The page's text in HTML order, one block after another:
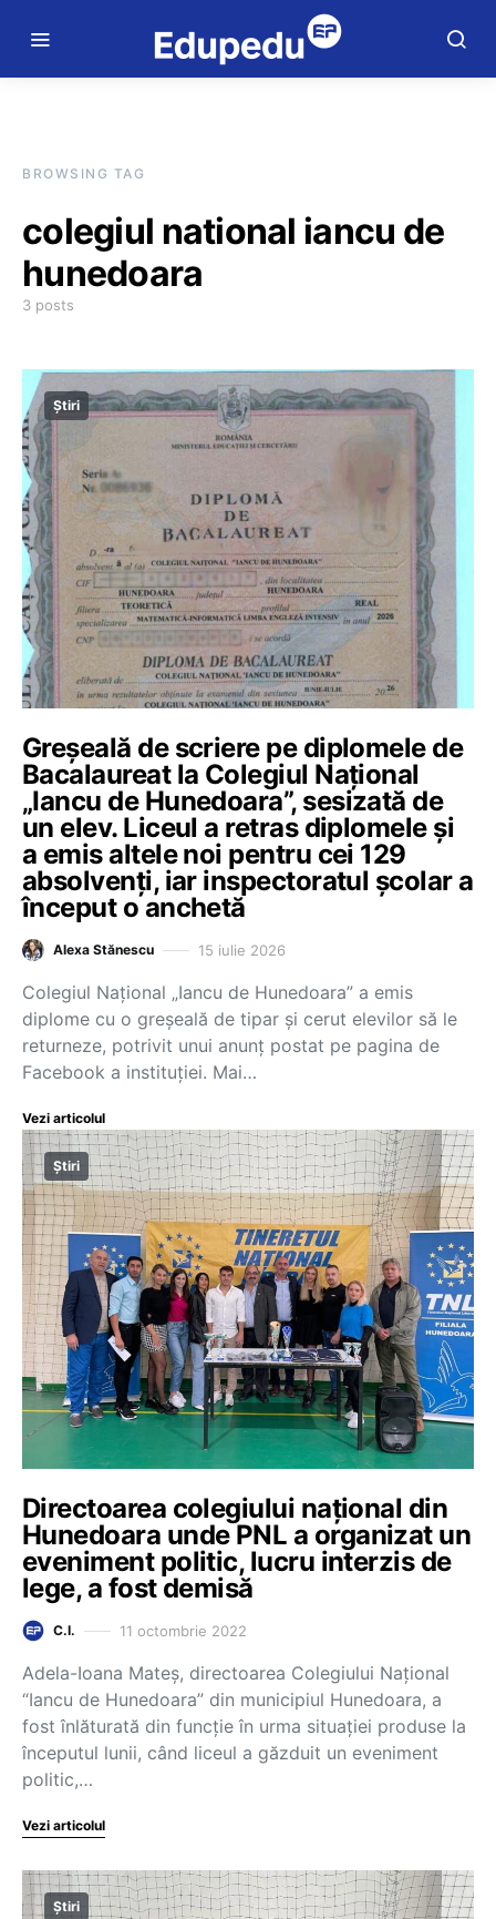
BROWSING TAG
colegiul national iancu de
hunedoara
3 posts
Știri
Greșeală de scriere pe diplomele de
Bacalaureat la Colegiul Național
„Iancu de Hunedoara”, sesizată de
un elev. Liceul a retras diplomele și
a emis altele noi pentru cei 129
absolvenți, iar inspectoratul școlar a
început o anchetă
Alexa Stănescu 15 iulie 2026
Colegiul Național „Iancu de Hunedoara” a emis
diplome cu o greșeală de tipar și cerut elevilor să le
returneze, potrivit unui anunț postat pe pagina de
Facebook a instituției. Mai…
Vezi articolul
Știri
Directoarea colegiului național din
Hunedoara unde PNL a organizat un
eveniment politic, lucru interzis de
lege, a fost demisă
C.I. 11 octombrie 2022
Adela-Ioana Mateș, directoarea Colegiului Național
“Iancu de Hunedoara” din municipiul Hunedoara, a
fost înlăturată din funcție în urma situației produse la
începutul lunii, când liceul a găzduit un eveniment
politic,…
Vezi articolul
Știri